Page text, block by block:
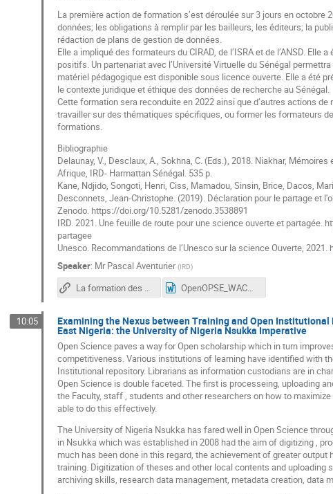
La première action de formation s’est déroulée sur 3 jours en octobre
données; les obligations à remplir par les bailleurs, les éditeurs; la
rédaction de plans de gestion de données.
Elle a impliqué des formateurs du CIRAD, de l’ISRA et de l’ANSD.
positifs. Un partenariat avec l’Université Virtuelle du Sénégal
matériel pédagogique est disponible sous licence ouverte. Elle a été
le contexte juridique et éthique des données de recherche au Sénégal.
Cette formation sera reconduite en 2022 ainsi que d’autres actions
travailler sur des thématiques spécifiques, ou former les formateurs
formations.
Bibliographie
Delaunay, V., Desclaux, A., Sokhna, C. (Eds.), 2018. Niakhar,
Afrique, IRD- Harmattan Sénégal. 535 p.
Kane, Ndjido, Songoti, Henri, Ciss, Mamadou, Sinsin, Brice, Dacos,
Desconnets, Jean-Christophe. (2019). Déclaration pour le partage et
Zenodo. https://doi.org/10.5281/zenodo.3538891
IRD. 2021. Une feuille de route pour une science ouverte et
partagee
Unesco. Recommandations de l’Unesco sur la science Ouverte,
Speaker: Mr Pascal Aventurier (IRD)
La formation des chercheurs à la gestion des données de la recherche : Cas d'usage de l'Observatoire Population Santé Environnement du Sénégal OpenOPSE_WACREN.docx
10:05 Examining the Nexus between Training and Open
East Nigeria: the University of Nigeria Nsukka Imperative
Open Science paves a way for Open scholarship which in turn
competitiveness. Various institutions of learning have identified with
Institutional repository. Librarians as information custodians are in
Open Science is double faceted. The first is processeing, uploading
the Faculty, staff , students and other researchers on how to
able to do this effectively.
The University of Nigeria Nsukka has fared well in Open Science
in Nsukka which was established in 2008 had the aim of digitizing ,
much has been done in this regard, the achievement of greater
training. Digitization of theses and other local contents and
archiving skills, research data management, metadata creation, data